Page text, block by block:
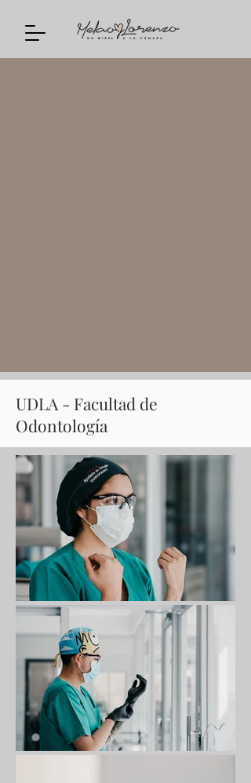
UDLA - Facultad de
Odontología